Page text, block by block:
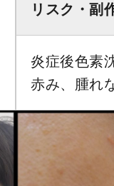
リスク・副
炎症後色素
赤み、腫れ